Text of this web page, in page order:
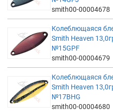
smith00-00004678
Колеблющаяся
Smith Heaven
№15GPF
smith00-00004679
Колеблющаяся
Smith Heaven
№17BHG
smith00-00004680